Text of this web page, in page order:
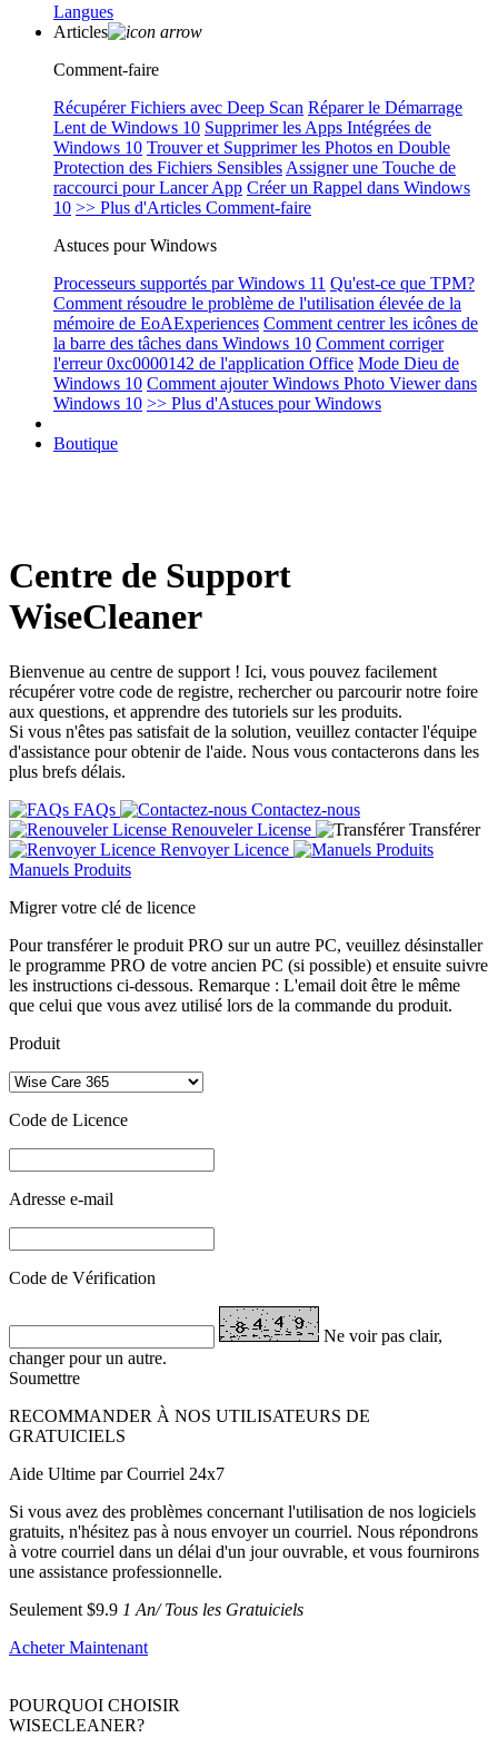
Langues
Articles
Comment-faire
Récupérer Fichiers avec Deep Scan Réparer le Démarrage
Lent de Windows 10 Supprimer les Apps Intégrées de
Windows 10 Trouver et Supprimer les Photos en Double
Protection des Fichiers Sensibles Assigner une Touche de
raccourci pour Lancer App Créer un Rappel dans Windows
10 >> Plus d'Articles Comment-faire
Astuces pour Windows
Processeurs supportés par Windows 11 Qu'est-ce que TPM?
Comment résoudre le problème de l'utilisation élevée de la
mémoire de EoAExperiences Comment centrer les icônes de
la barre des tâches dans Windows 10 Comment corriger
l'erreur 0xc0000142 de l'application Office Mode Dieu de
Windows 10 Comment ajouter Windows Photo Viewer dans
Windows 10 >> Plus d'Astuces pour Windows
Boutique
Centre de Support
WiseCleaner
Bienvenue au centre de support ! Ici, vous pouvez facilement
récupérer votre code de registre, rechercher ou parcourir notre foire
aux questions, et apprendre des tutoriels sur les produits.
Si vous n'êtes pas satisfait de la solution, veuillez contacter l'équipe
d'assistance pour obtenir de l'aide. Nous vous contacterons dans les
plus brefs délais.
FAQs
Contactez-nous
Renouveler License
Transférer
Renvoyer Licence
Manuels Produits
Migrer votre clé de licence
Pour transférer le produit PRO sur un autre PC, veuillez désinstaller
le programme PRO de votre ancien PC (si possible) et ensuite suivre
les instructions ci-dessous. Remarque : L'email doit être le même
que celui que vous avez utilisé lors de la commande du produit.
Produit
Code de Licence
Adresse e-mail
Code de Vérification
Ne voir pas clair,
changer pour un autre.
Soumettre
RECOMMANDER À NOS UTILISATEURS DE
GRATUICIELS
Aide Ultime par Courriel 24x7
Si vous avez des problèmes concernant l'utilisation de nos logiciels
gratuits, n'hésitez pas à nous envoyer un courriel. Nous répondrons
à votre courriel dans un délai d'un jour ouvrable, et vous fournirons
une assistance professionnelle.
Seulement $9.9 1 An/ Tous les Gratuiciels
Acheter Maintenant
POURQUOI CHOISIR
WISECLEANER?